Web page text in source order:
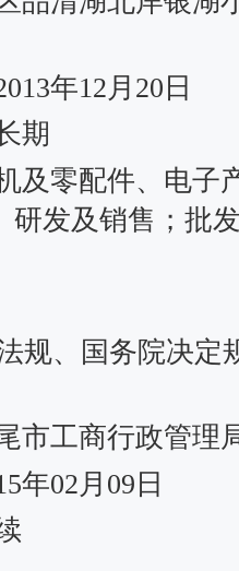
年12月20日
期
及零配件、电子
研发及销售；批
规、国务院决定
市工商行政管理
年02月09日